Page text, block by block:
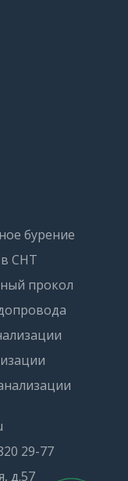
бурение
СНТ
прокол
29-77
д.57